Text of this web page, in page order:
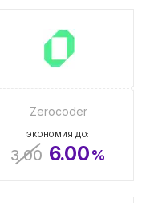
Zerocoder
ЭКОНОМИЯ ДО:
3.00 6.00%